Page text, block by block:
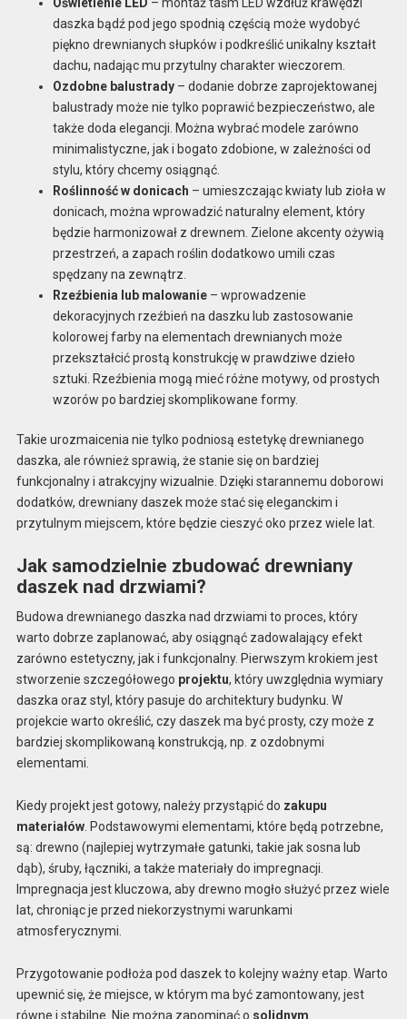
daszka bądź pod jego spodnią częścią może wydobyć
piękno drewnianych słupków i podkreślić unikalny kształt
dachu, nadając mu przytulny charakter wieczorem.
Ozdobne balustrady– dodanie dobrze zaprojektowanej
balustrady może nie tylko poprawić bezpieczeństwo, ale
także doda elegancji. Można wybrać modele zarówno
minimalistyczne, jak i bogato zdobione, w zależności od
stylu, który chcemy osiągnąć.
Roślinność w donicach – umieszczając kwiaty lub zioła w
donicach, można wprowadzić naturalny element, który
będzie harmonizował z drewnem. Zielone akcenty ożywią
przestrzeń, a zapach roślin dodatkowo umili czas
spędzany na zewnątrz.
Rzeźbienia lub malowanie– wprowadzenie
dekoracyjnych rzeźbień na daszku lub zastosowanie
kolorowej farby na elementach drewnianych może
przekształcić prostą konstrukcję w prawdziwe dzieło
sztuki. Rzeźbienia mogą mieć różne motywy, od prostych
wzorów po bardziej skomplikowane formy.
Takie urozmaicenia nie tylko podniosą estetykę drewnianego
daszka, ale również sprawią, że stanie się on bardziej
funkcjonalny i atrakcyjny wizualnie. Dzięki starannemu doborowi
dodatków, drewniany daszek może stać się eleganckim i
przytulnym miejscem, które będzie cieszyć oko przez wiele lat.
Jak samodzielnie zbudować drewniany
daszek nad drzwiami?
Budowa drewnianego daszka nad drzwiami to proces, który
warto dobrze zaplanować, aby osiągnąć zadowalający efekt
zarówno estetyczny, jak i funkcjonalny. Pierwszym krokiem jest
stworzenie szczegółowego projektu, który uwzględnia wymiary
daszka oraz styl, który pasuje do architektury budynku. W
projekcie warto określić, czy daszek ma być prosty, czy może z
bardziej skomplikowaną konstrukcją, np. z ozdobnymi
elementami.
Kiedy projekt jest gotowy, należy przystąpić do zakupu
materiałów. Podstawowymi elementami, które będą potrzebne,
są: drewno (najlepiej wytrzymałe gatunki, takie jak sosna lub
dąb), śruby, łączniki, a także materiały do impregnacji.
Impregnacja jest kluczowa, aby drewno mogło służyć przez wiele
lat, chroniąc je przed niekorzystnymi warunkami
atmosferycznymi.
Przygotowanie podłoża pod daszek to kolejny ważny etap. Warto
upewnić się, że miejsce, w którym ma być zamontowany, jest
równe i stabilne. Nie można zapominać o solidnym